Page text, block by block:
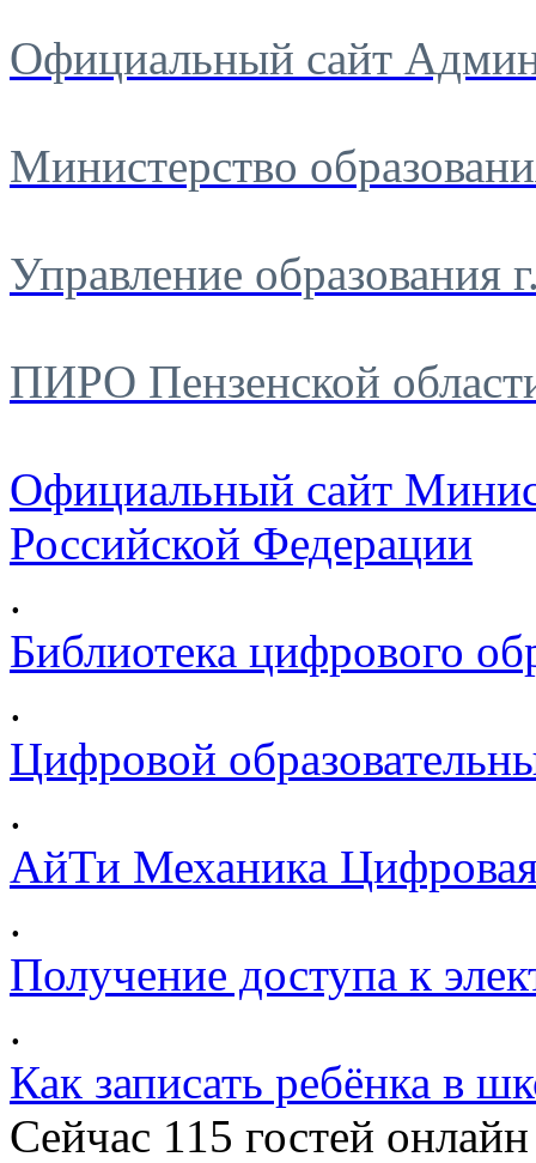
Официальный сайт
Министерство
Управление образования
ПИРО Пензенской
Официальный сайт
Российской Федерации
.
Библиотека цифрового
.
Цифровой
.
АйТи Механика
.
Получение доступа к
.
Как записать ребёнка в
Сейчас 115 гостей онлайн